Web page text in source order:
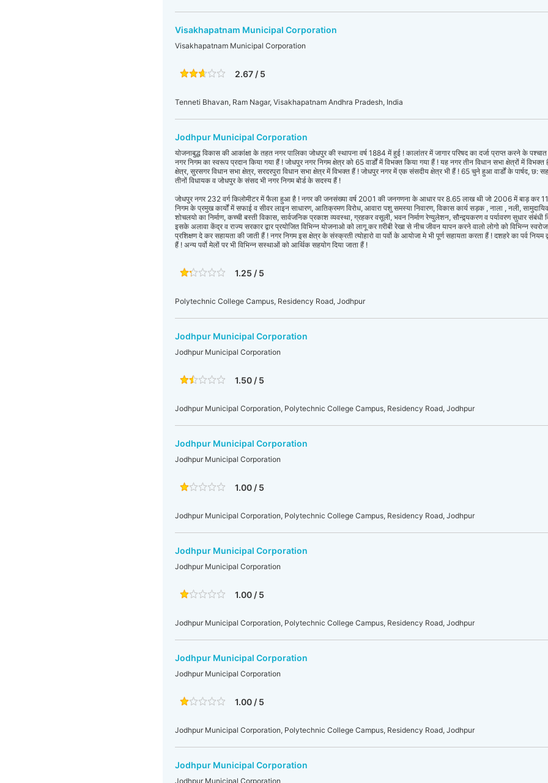
Visakhapatnam Municipal Corporation
Visakhapatnam Municipal Corporation
2.67 / 5
Tenneti Bhavan, Ram Nagar, Visakhapatnam Andhra Pradesh, India
Jodhpur Municipal Corporation
योजनाबुद्ध विकास की आकांक्षा के तहत नगर पालिका जोधपुर की स्थापना वर्ष 1884 में हुई ! कालांतर में जागार परिषद का दर्जा प्राप्त करने के
नगर निगम का स्वरूप प्रदान किया गया हैं ! जोधपुर नगर निगम क्षेत्र को 65 वार्डों में विभक्त किया गया हैं ! यह नगर तीन विधान सभा क्षेत्रों में
क्षेत्र, सुरसगर विधान सभा क्षेत्र, सरदरपुरा विधान सभा क्षेत्र में विभक्त हैं ! जोधपुर नगर में एक संसदीय क्षेत्र भी हैं ! 65 चुने हुआ वार्डों के पार्षद,
तीनों विधायक व जोधपुर के संसद भी नगर निगम बोर्ड के सदस्य हैं !
जोधपुर नगर 232 वर्ग किलोमीटर में फैला हुआ है ! नगर की जनसंख्या वर्ष 2001 की जनगणना के आधार पर 8.65 लाख थी जो 2006 में बाड़ कर
निगम के प्रमुख कार्यों में सफाई व सीवर लाइन साधारण, आतिक्रमण विरोध, आवारा पशु समस्या निवारण, विकास कार्य सड़क , नाला , नली,
शोचलयो का निर्माण, कच्ची बस्ती विकास, सार्वजनिक प्रकाश व्यवस्था, ग्रहकर वसूली, भवन निर्माण रेग्युलेशन, सौन्द्र्यकरण व पर्यावरण सुधार संबंधी
इसके अलावा केंद्र व राज्य सरकार द्वार प्रयोजित विभिन्न योजनाओ को लागू कर ग़रीबी रेखा से नीच जीवन यापन करने वालो लोगो को विभिन्न
प्रशिक्षण दे कर सहायता की जाती हैं ! नगर निगम इस क्षेत्र के संस्क्रती त्योहारो वा पर्वो के आयोजा मे भी पूर्ण सहायता करता हैं ! दशहरे का पर्व नियम
हैं ! अन्य पर्वो मेलों पर भी विभिन्न सस्थाओं को आर्थिक सहयोग दिया जाता हैं !
1.25 / 5
Polytechnic College Campus, Residency Road, Jodhpur
Jodhpur Municipal Corporation
Jodhpur Municipal Corporation
1.50 / 5
Jodhpur Municipal Corporation, Polytechnic College Campus, Residency Road, Jodhpur
Jodhpur Municipal Corporation
Jodhpur Municipal Corporation
1.00 / 5
Jodhpur Municipal Corporation, Polytechnic College Campus, Residency Road, Jodhpur
Jodhpur Municipal Corporation
Jodhpur Municipal Corporation
1.00 / 5
Jodhpur Municipal Corporation, Polytechnic College Campus, Residency Road, Jodhpur
Jodhpur Municipal Corporation
Jodhpur Municipal Corporation
1.00 / 5
Jodhpur Municipal Corporation, Polytechnic College Campus, Residency Road, Jodhpur
Jodhpur Municipal Corporation
Jodhpur Municipal Corporation